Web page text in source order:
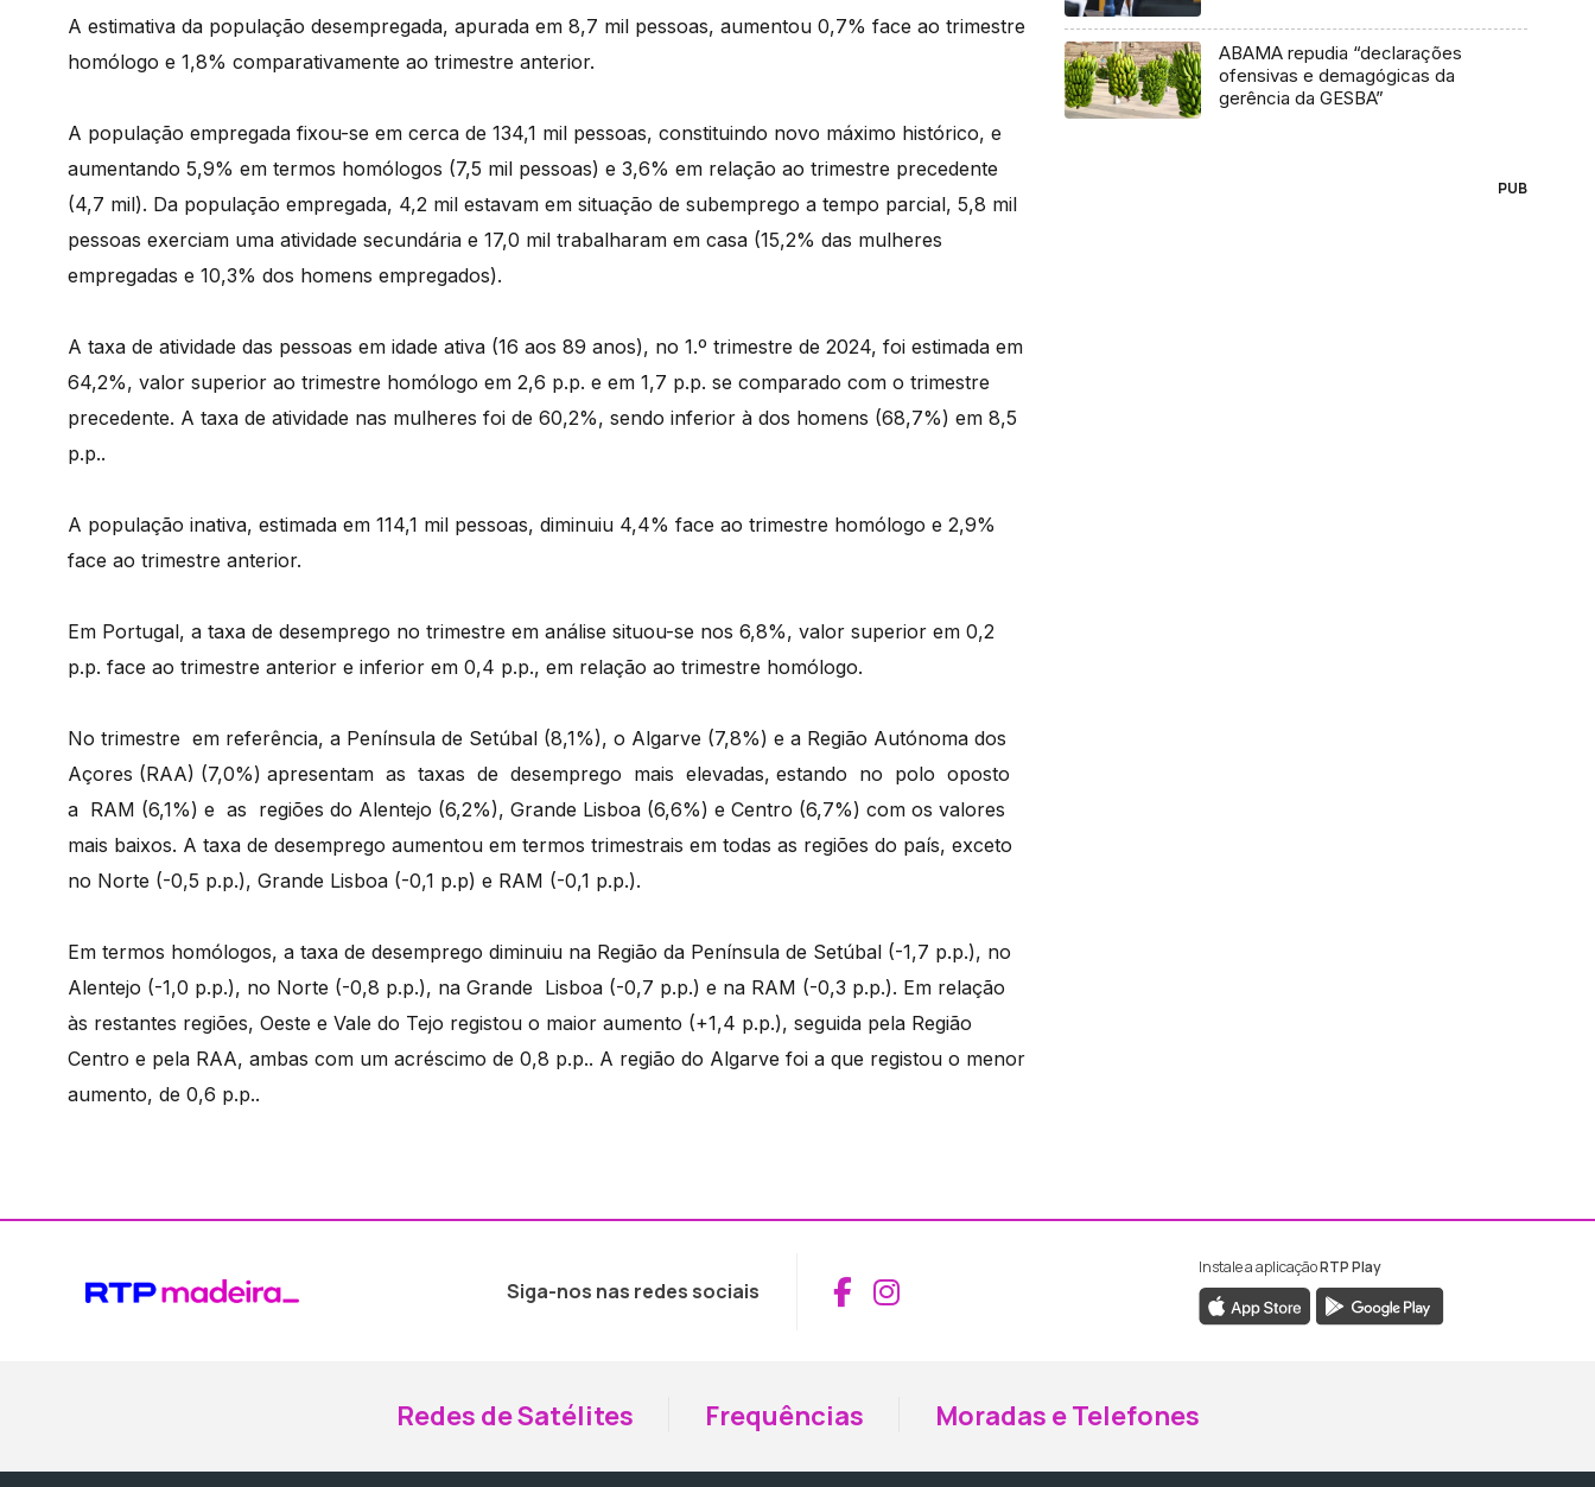
A estimativa da população desempregada, apurada em 8,7 mil pessoas, aumentou 0,7% face ao trimestre
homólogo e 1,8% comparativamente ao trimestre anterior.
A população empregada fixou-se em cerca de 134,1 mil pessoas, constituindo novo máximo histórico, e
aumentando 5,9% em termos homólogos (7,5 mil pessoas) e 3,6% em relação ao trimestre precedente
(4,7 mil). Da população empregada, 4,2 mil estavam em situação de subemprego a tempo parcial, 5,8 mil
pessoas exerciam uma atividade secundária e 17,0 mil trabalharam em casa (15,2% das mulheres
empregadas e 10,3% dos homens empregados).
A taxa de atividade das pessoas em idade ativa (16 aos 89 anos), no 1.º trimestre de 2024, foi estimada em
64,2%, valor superior ao trimestre homólogo em 2,6 p.p. e em 1,7 p.p. se comparado com o trimestre
precedente. A taxa de atividade nas mulheres foi de 60,2%, sendo inferior à dos homens (68,7%) em 8,5
p.p..
A população inativa, estimada em 114,1 mil pessoas, diminuiu 4,4% face ao trimestre homólogo e 2,9%
face ao trimestre anterior.
Em Portugal, a taxa de desemprego no trimestre em análise situou-se nos 6,8%, valor superior em 0,2
p.p. face ao trimestre anterior e inferior em 0,4 p.p., em relação ao trimestre homólogo.
No trimestre em referência, a Península de Setúbal (8,1%), o Algarve (7,8%) e a Região Autónoma dos
Açores (RAA) (7,0%) apresentam as taxas de desemprego mais elevadas, estando no polo oposto
a RAM (6,1%) e as regiões do Alentejo (6,2%), Grande Lisboa (6,6%) e Centro (6,7%) com os valores
mais baixos. A taxa de desemprego aumentou em termos trimestrais em todas as regiões do país, exceto
no Norte (-0,5 p.p.), Grande Lisboa (-0,1 p.p) e RAM (-0,1 p.p.).
Em termos homólogos, a taxa de desemprego diminuiu na Região da Península de Setúbal (-1,7 p.p.), no
Alentejo (-1,0 p.p.), no Norte (-0,8 p.p.), na Grande Lisboa (-0,7 p.p.) e na RAM (-0,3 p.p.). Em relação
às restantes regiões, Oeste e Vale do Tejo registou o maior aumento (+1,4 p.p.), seguida pela Região
Centro e pela RAA, ambas com um acréscimo de 0,8 p.p.. A região do Algarve foi a que registou o menor
aumento, de 0,6 p.p..
ABAMA repudia “declarações
ofensivas e demagógicas da
gerência da GESBA”
PUB
Siga-nos nas redes sociais Aceder ao Facebook da RTP Madeira
Aceder ao Instagram da RTP Madeira
Instale a aplicaçãoRTP Play
Redes de Satélites Frequências Moradas e Telefones